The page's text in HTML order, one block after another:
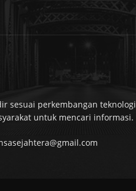
sesuai perkembangan teknologi
untuk mencari informasi.